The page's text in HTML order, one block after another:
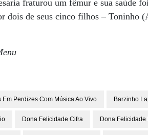
fraturou um fêmur e sua saúde
dois de seus cinco filhos – Toninho
Em Perdizes Com Música Ao Vivo Barzinho
Dona Felicidade Cifra Dona Felicidade